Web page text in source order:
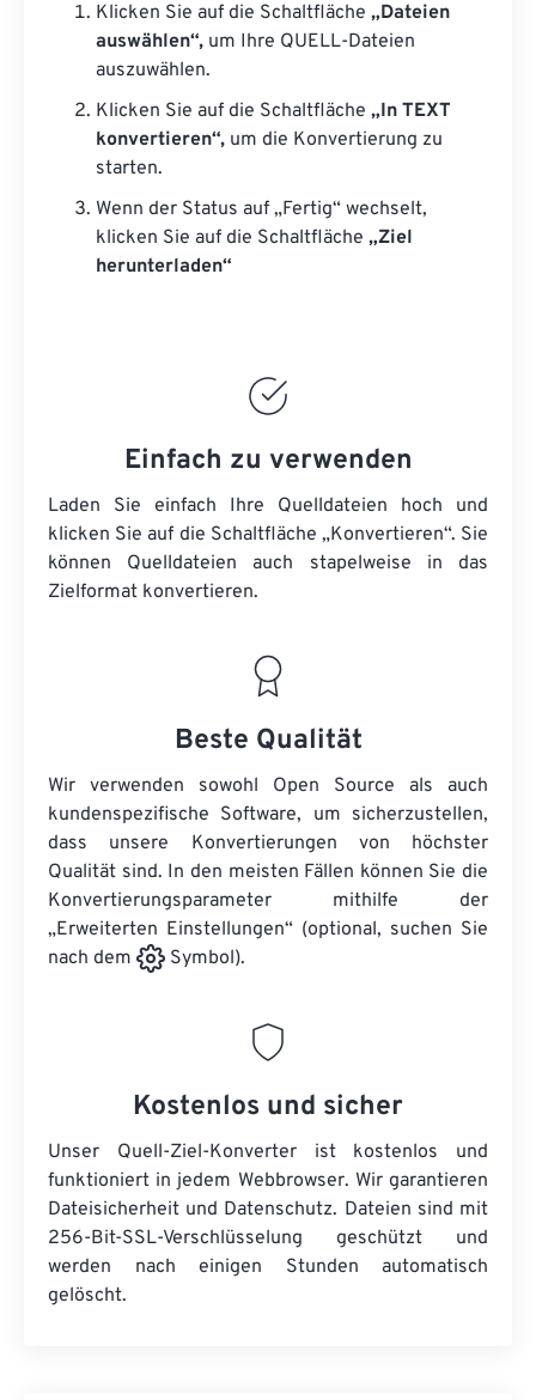
Klicken Sie auf die Schaltfläche „Dateien
auswählen“, um Ihre QUELL-Dateien
auszuwählen.
Klicken Sie auf die Schaltfläche „In TEXT
konvertieren“, um die Konvertierung zu
starten.
Wenn der Status auf „Fertig“ wechselt,
klicken Sie auf die Schaltfläche „Ziel
herunterladen“
Einfach zu verwenden
Laden Sie einfach Ihre Quelldateien hoch und
klicken Sie auf die Schaltfläche „Konvertieren“. Sie
können Quelldateien auch stapelweise in das
Zielformat konvertieren.
Beste Qualität
Wir verwenden sowohl Open Source als auch
kundenspezifische Software, um sicherzustellen,
dass unsere Konvertierungen von höchster
Qualität sind. In den meisten Fällen können Sie die
Konvertierungsparameter mithilfe der
„Erweiterten Einstellungen“ (optional, suchen Sie
nach dem
Symbol).
Kostenlos und sicher
Unser Quell-Ziel-Konverter ist kostenlos und
funktioniert in jedem Webbrowser. Wir garantieren
Dateisicherheit und Datenschutz. Dateien sind mit
256-Bit-SSL-Verschlüsselung geschützt und
werden nach einigen Stunden automatisch
gelöscht.